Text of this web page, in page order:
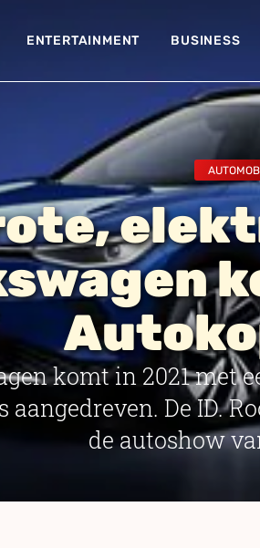
ENTERTAINMENT BUSINESS
komt in 2021 met
aangedreven. De ID.
de autoshow